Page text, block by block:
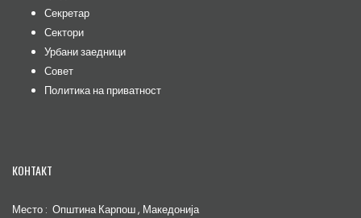
Секретар
Сектори
Урбани заедници
Совет
Политика на приватност
КОНТАКТ
Место : Општина Карпош , Македонија